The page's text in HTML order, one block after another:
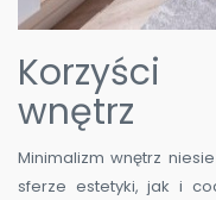
wnętrz
Minimalizm wnętrz
sferze estetyki, jak i